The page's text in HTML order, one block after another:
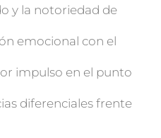
y la notoriedad de
emocional con el
impulso en el punto
diferenciales frente